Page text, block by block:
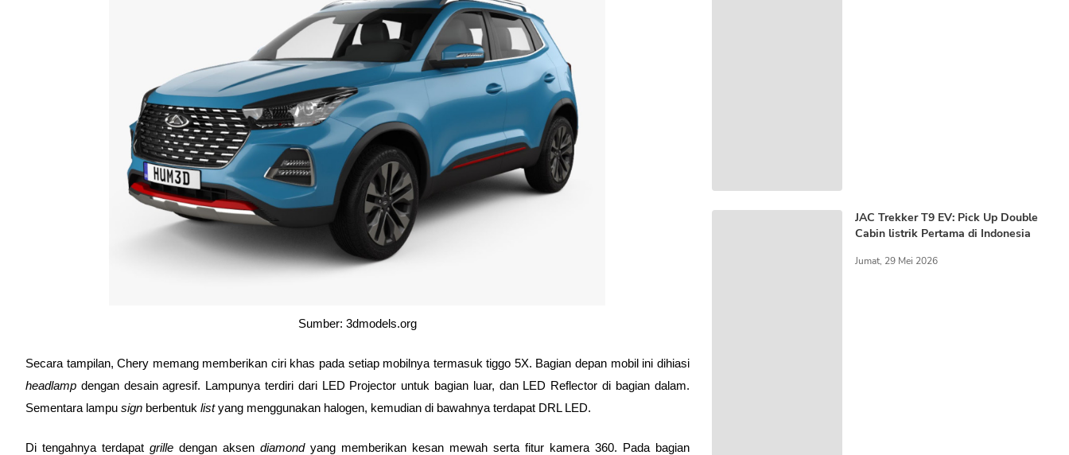
Sumber: 3dmodels.org
Secara tampilan, Chery memang memberikan ciri khas pada setiap mobilnya termasuk tiggo 5X. Bagian depan mobil ini dihiasi
headlamp dengan desain agresif. Lampunya terdiri dari LED Projector untuk bagian luar, dan LED Reflector di bagian dalam.
Sementara lampu sign berbentuk list yang menggunakan halogen, kemudian di bawahnya terdapat DRL LED.
Di tengahnya terdapat grille dengan aksen diamond yang memberikan kesan mewah serta fitur kamera 360. Pada bagian
JAC Trekker T9 EV: Pick Up Double
Cabin listrik Pertama di Indonesia
Jumat, 29 Mei 2026